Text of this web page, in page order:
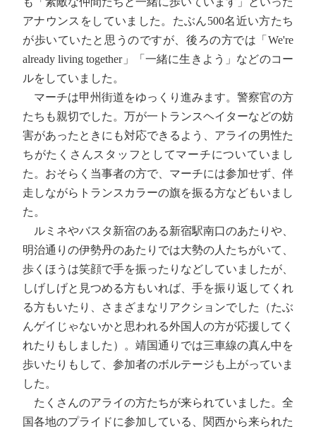
アナウンスをしていました。たぶん500名近い方たち
が歩いていたと思うのですが、後ろの方では「We're
already living together」「一緒に生きよう」などのコー
ルをしていました。
マーチは甲州街道をゆっくり進みます。警察官の方
たちも親切でした。万が一トランスヘイターなどの妨
害があったときにも対応できるよう、アライの男性た
ちがたくさんスタッフとしてマーチについていまし
た。おそらく当事者の方で、マーチには参加せず、伴
走しながらトランスカラーの旗を振る方などもいまし
た。
ルミネやバスタ新宿のある新宿駅南口のあたりや、
明治通りの伊勢丹のあたりでは大勢の人たちがいて、
歩くほうは笑顔で手を振ったりなどしていましたが、
しげしげと見つめる方もいれば、手を振り返してくれ
る方もいたり、さまざまなリアクションでした（たぶ
んゲイじゃないかと思われる外国人の方が応援してく
れたりもしました）。靖国通りでは三車線の真ん中を
歩いたりもして、参加者のボルテージも上がっていま
した。
たくさんのアライの方たちが来られていました。全
国各地のプライドに参加している、関西から来られた